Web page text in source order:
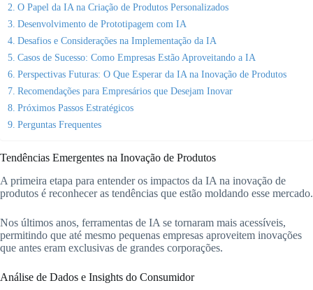
O Papel da IA na Criação de Produtos Personalizados
Desenvolvimento de Prototipagem com IA
Desafios e Considerações na Implementação da IA
Casos de Sucesso: Como Empresas Estão Aproveitando a IA
Perspectivas Futuras: O Que Esperar da IA na Inovação de Produtos
Recomendações para Empresários que Desejam Inovar
Próximos Passos Estratégicos
Perguntas Frequentes
Tendências Emergentes na Inovação de Produtos
A primeira etapa para entender os impactos da IA na inovação de
produtos é reconhecer as tendências que estão moldando esse mercado.
Nos últimos anos, ferramentas de IA se tornaram mais acessíveis,
permitindo que até mesmo pequenas empresas aproveitem inovações
que antes eram exclusivas de grandes corporações.
Análise de Dados e Insights do Consumidor